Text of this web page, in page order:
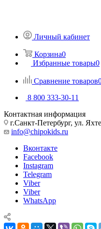
Личный кабинет
Корзина0
Избранные товары0
Сравнение товаров
8 800 333-30-11
Контактная информация
г.Санкт-Петербург, ул.
info@chipokids.ru
Вконтакте
Facebook
Instagram
Telegram
Viber
Viber
WhatsApp